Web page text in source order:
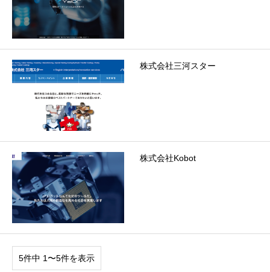
株式会社三河スター
株式会社Kobot
5件中 1〜5件を表示